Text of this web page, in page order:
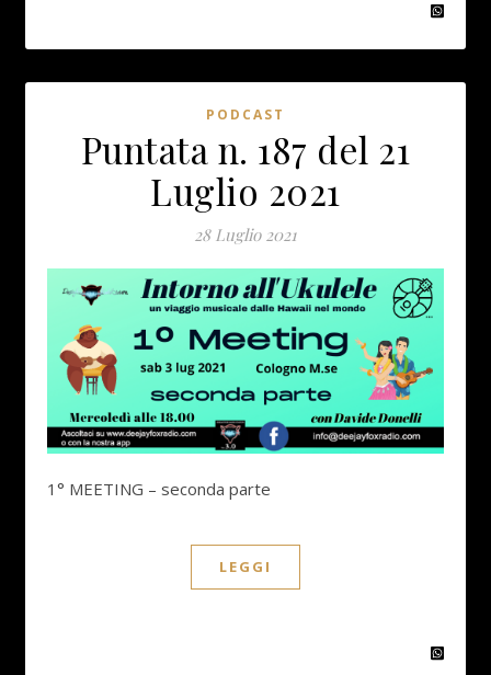
PODCAST
Puntata n. 187 del 21
Luglio 2021
28 Luglio 2021
1° MEETING – seconda parte
LEGGI